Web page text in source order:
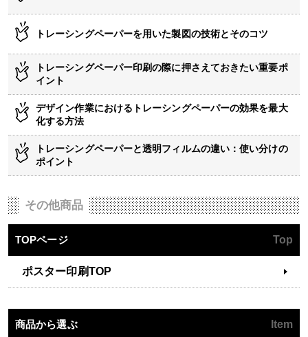
トレーシングペーパーを用いた製図の技術とそのコツ
トレーシングペーパー印刷の際に押さえておきたい重要ポ
イント
デザイン作業におけるトレーシングペーパーの効果を最大
化する方法
トレーシングペーパーと透明フィルムの違い：使い分けの
ポイント
その他商品
TOPページ Top
ポスター印刷TOP
商品から選ぶ Item